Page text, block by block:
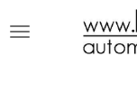
Hauptinhalt